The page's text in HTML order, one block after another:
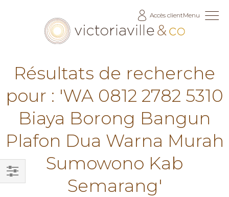
Accès clientMenu
Résultats de recherche
pour : 'WA 0812 2782 5310
Biaya Borong Bangun
Plafon Dua Warna Murah
Sumowono Kab
Semarang'
Filtrer